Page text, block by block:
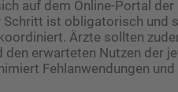
auf dem Online-Portal
Schritt ist obligatorisch und
Ärzte sollten
den erwarteten Nutzen der
Fehlanwendungen